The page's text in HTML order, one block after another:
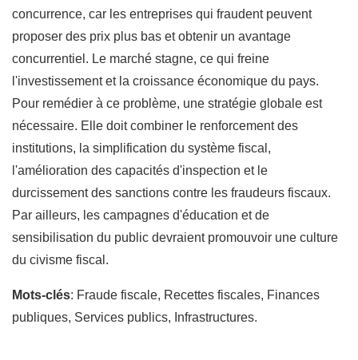
concurrence, car les entreprises qui fraudent peuvent
proposer des prix plus bas et obtenir un avantage
concurrentiel. Le marché stagne, ce qui freine
l'investissement et la croissance économique du pays.
Pour remédier à ce problème, une stratégie globale est
nécessaire. Elle doit combiner le renforcement des
institutions, la simplification du système fiscal,
l'amélioration des capacités d'inspection et le
durcissement des sanctions contre les fraudeurs fiscaux.
Par ailleurs, les campagnes d'éducation et de
sensibilisation du public devraient promouvoir une culture
du civisme fiscal.
Mots-clés: Fraude fiscale, Recettes fiscales, Finances
publiques, Services publics, Infrastructures.